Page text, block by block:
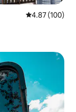
レビュー100
4.87 (100)